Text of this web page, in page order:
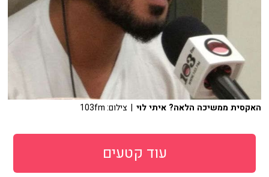
האקסית ממשיכה הלאה? איתי לוי | צילום: 103fm
עוד קטעים